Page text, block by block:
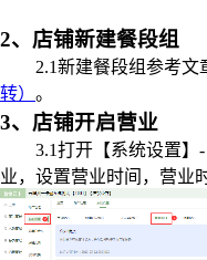
2、店铺新建餐段组
2.1新建餐段组参考文
转） 。
3、店铺开启营业
3.1打开【系统设置】
业，设置营业时间，营业